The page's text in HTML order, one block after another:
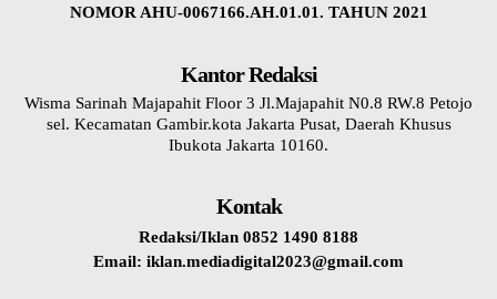
NOMOR AHU-0067166.AH.01.01. TAHUN 2021
Kantor Redaksi
Wisma Sarinah Majapahit Floor 3 Jl.Majapahit N0.8 RW.8 Petojo
sel. Kecamatan Gambir.kota Jakarta Pusat, Daerah Khusus
Ibukota Jakarta 10160.
Kontak
Redaksi/Iklan 0852 1490 8188
Email: iklan.mediadigital2023@gmail.com